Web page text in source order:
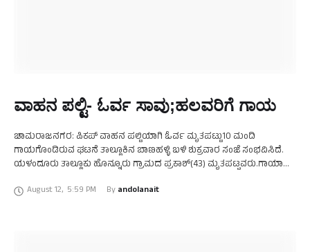
ವಾಹನ ಪಲ್ಟಿ- ಓರ್ವ ಸಾವು;ಹಲವರಿಗೆ ಗಾಯ
ಚಾಮರಾಜನಗರ: ಪಿಕಪ್ ವಾಹನ ಪಲ್ಟಿಯಾಗಿ ಓರ್ವ ಮೃತಪಟ್ಟು10 ಮಂದಿ
ಗಾಯಗೊಂಡಿರುವ ಘಟನೆ ತಾಲ್ಲೂಕಿನ ಬಾಣಹಳ್ಳಿ ಬಳಿ ಶುಕ್ರವಾರ ಸಂಜೆ ಸಂಭವಿಸಿದೆ.
ಯಳಂದೂರು ತಾಲ್ಲೂಕು ಹೊನ್ನೂರು ಗ್ರಾಮದ ಪ್ರಕಾಶ್(43) ಮೃತಪಟ್ಪವರು.ಗಾಯಾಳು
ಮೈಸೂರಿನಿಂದ ಹೊನ್ನೂರು …
August 12, 5:59 PM By andolanait